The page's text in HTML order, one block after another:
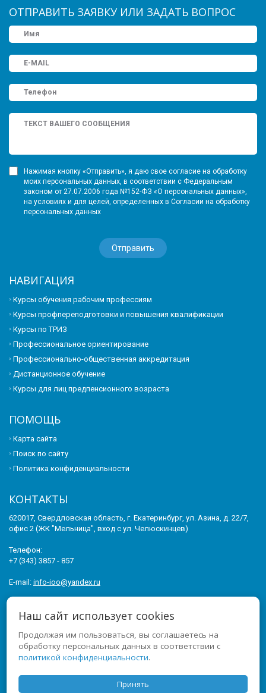
ОТПРАВИТЬ ЗАЯВКУ ИЛИ ЗАДАТЬ ВОПРОС
Нажимая кнопку «Отправить», я даю свое согласие на обработку
моих персональных данных, в соответствии с Федеральным
законом от 27.07.2006 года №152-ФЗ «О персональных данных»,
на условиях и для целей, определенных в Согласии на обработку
персональных данных
НАВИГАЦИЯ
Курсы обучения рабочим профессиям
Курсы профпереподготовки и повышения квалификации
Курсы по ТРИЗ
Профессиональное ориентирование
Профессионально-общественная аккредитация
Дистанционное обучение
Курсы для лиц предпенсионного возраста
ПОМОЩЬ
Карта сайта
Поиск по сайту
Политика конфиденциальности
КОНТАКТЫ
620017, Свердловская область, г. Екатеринбург, ул. Азина, д. 22/7,
офис 2 (ЖК "Мельница", вход с ул. Челюскинцев)
Телефон:
+7 (343) 3857 - 857
E-mail: info-ioo@yandex.ru
ПРАВА ЗАЩИЩЕНЫ.
МЫ В СОЦСЕТЯХ
Наш сайт использует cookies
Продолжая им пользоваться, вы соглашаетесь на
обработку персональных данных в соответствии с
политикой конфиденциальности.
Принять